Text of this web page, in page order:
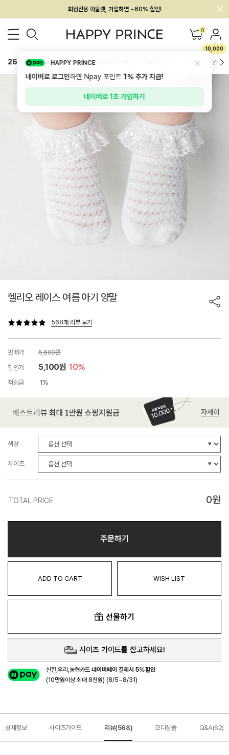
회원전용 아울렛, 가입하면 ~60% 할인!
멤버십 최대 28,000원 혜택 0
10,000
26SS 신상 BEST BABY[6~12M] 하의/레깅스
헬리오 레이스 여름 아기 양말
568개 리뷰 보기
판매가
5,600원
할인가
5,100원 10%
적립금 1%
색상
사이즈
TOTAL PRICE 0원
주문하기
ADD TO CART WISH LIST
선물하기
사이즈 가이드를 참고하세요!
신한,우리,농협카드네이버페이 결제시 5%할인
(10만원이상 최대 8천원) (8/5~8/31)
상세정보 사이즈가이드 리뷰(568) 코디상품 Q&A(62)
HAPPY PRINCE
네이버로 로그인하면 Npay 포인트1%추가 지급!
네이버로 1초 가입하기